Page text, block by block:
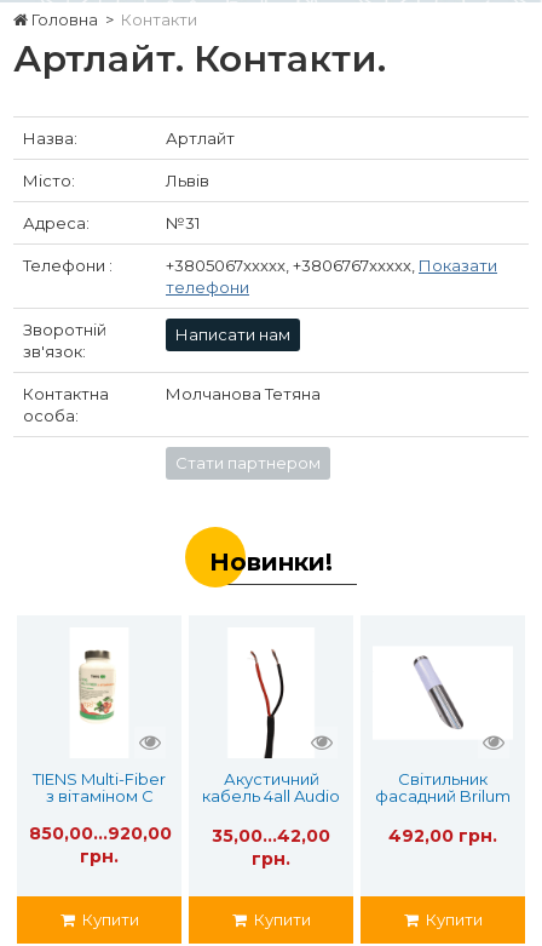
Головна > Контакти
Артлайт. Контакти.
Назва: Артлайт
Місто: Львів
Адреса: №31
Телефони : +3805067xxxxx, +3806767xxxxx, Показати
телефони
Зворотній
зв'язок:
Написати нам
Контактна
особа:
Молчанова Тетяна
Стати партнером
Новинки!
TIENS Multi-Fiber
з вітаміном С
850,00...920,00
грн.
Купити
Акустичний
кабель 4all Audio
35,00...42,00
грн.
Купити
Світильник
фасадний Brilum
492,00 грн.
Купити